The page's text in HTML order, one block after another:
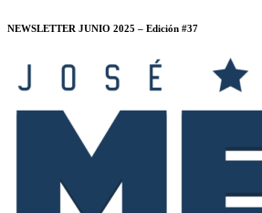
NEWSLETTER JUNIO 2025 – Edición #37